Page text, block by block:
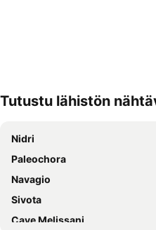
Tutustu lähistön
Nidri
Paleochora
Navagio
Sivota
Cave Melissani